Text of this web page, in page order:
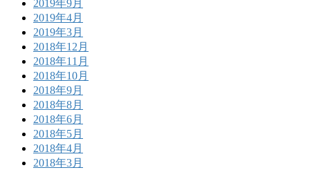
2019年9月
2019年4月
2019年3月
2018年12月
2018年11月
2018年10月
2018年9月
2018年8月
2018年6月
2018年5月
2018年4月
2018年3月